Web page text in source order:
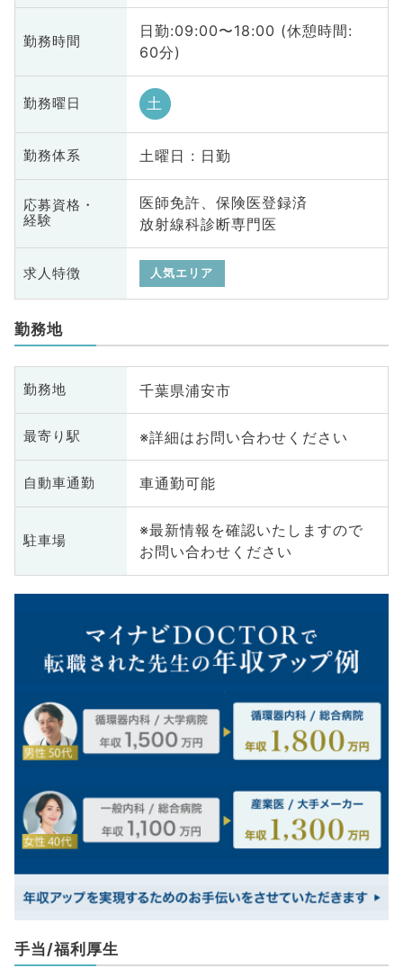
勤務時間
日勤:09:00〜18:00 (休憩時間:
60分)
勤務曜日 土
勤務体系 土曜日 : 日勤
応募資格・
経験
医師免許、保険医登録済
放射線科診断専門医
求人特徴 人気エリア
勤務地
勤務地 千葉県浦安市
最寄り駅 ※詳細はお問い合わせください
自動車通勤 車通勤可能
駐車場
※最新情報を確認いたしますので
お問い合わせください
手当/福利厚生